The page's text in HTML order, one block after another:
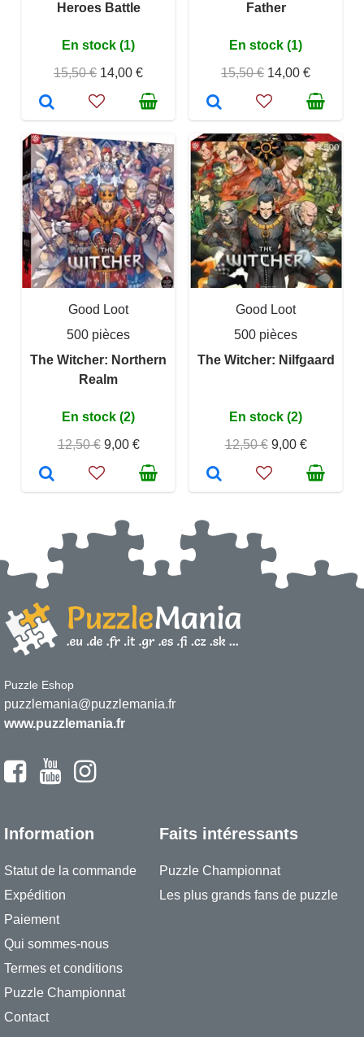
Heroes Battle
En stock (1)
15,50 € 14,00 €
Father
En stock (1)
15,50 € 14,00 €
Good Loot
500 pièces
The Witcher: Northern
Realm
En stock (2)
12,50 € 9,00 €
Good Loot
500 pièces
The Witcher: Nilfgaard
En stock (2)
12,50 € 9,00 €
Puzzle Eshop
puzzlemania@puzzlemania.fr
www.puzzlemania.fr
Information
Statut de la commande
Expédition
Paiement
Qui sommes-nous
Termes et conditions
Puzzle Championnat
Contact
Faits intéressants
Puzzle Championnat
Les plus grands fans de puzzle